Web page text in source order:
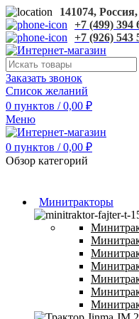
141074,
+7 (499) 394
+7 (926) 543
Заказать звонок
Список желаний
0 пунктов / 0,00 ₽
Меню
0 пунктов / 0,00 ₽
Обзор категорий
Минитракторы